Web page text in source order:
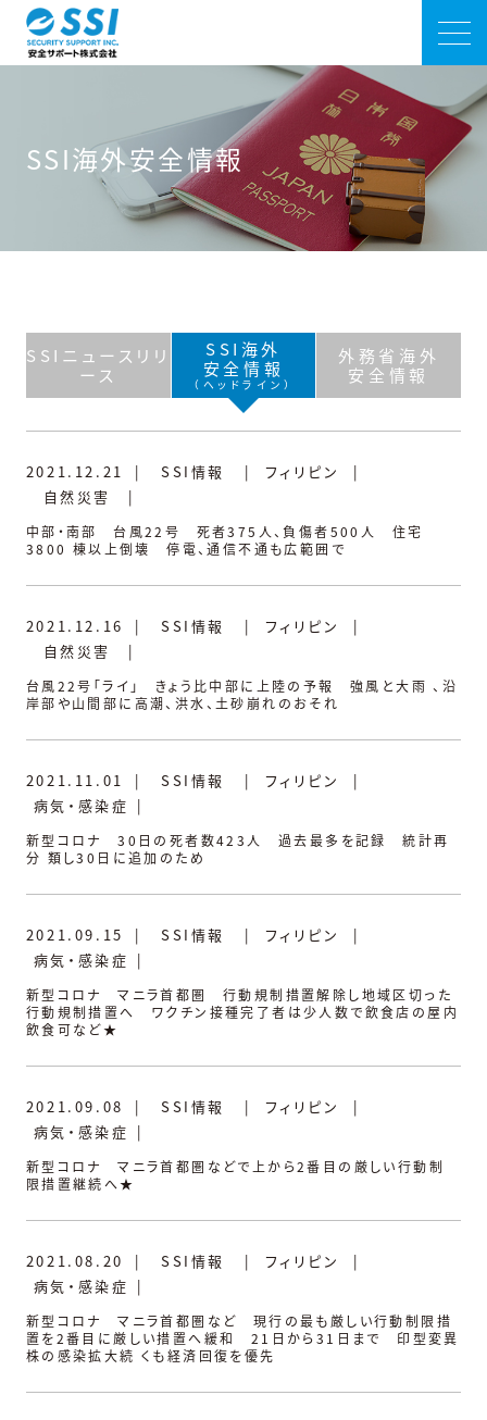
SSI海外安全情報
SSIニュースリリ
ース
SSI海外
安全情報
（ヘッドライン）
外務省海外
安全情報
2021.12.21 | SSI情報 | フィリピン
|
自然災害
|
中部・南部 台風22号 死者375人、負傷者500人 住宅
3800 棟以上倒壊 停電、通信不通も広範囲で
2021.12.16 | SSI情報 | フィリピン
|
自然災害
|
台風22号「ライ」 きょう比中部に上陸の予報 強風と大雨 、沿
岸部や山間部に高潮、洪水、土砂崩れのおそれ
2021.11.01 | SSI情報 | フィリピン
|
病気・感染症 |
新型コロナ 30日の死者数423人 過去最多を記録 統計再
分 類し30日に追加のため
2021.09.15 | SSI情報 | フィリピン
|
病気・感染症 |
新型コロナ マニラ首都圏 行動規制措置解除し地域区切った
行動規制措置へ ワクチン接種完了者は少人数で飲食店の屋内
飲食可など★
2021.09.08 | SSI情報 | フィリピン
|
病気・感染症 |
新型コロナ マニラ首都圏などで上から2番目の厳しい行動制
限措置継続へ★
2021.08.20 | SSI情報 | フィリピン
|
病気・感染症 |
新型コロナ マニラ首都圏など 現行の最も厳しい行動制限措
置を2番目に厳しい措置へ緩和 21日から31日まで 印型変異
株の感染拡大続 くも経済回復を優先